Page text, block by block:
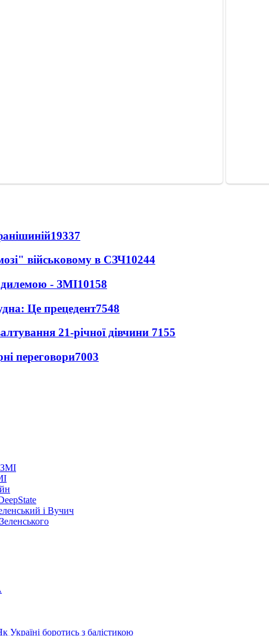
19337
військовому в СЗЧ10244
дилемою - ЗМІ10158
Це прецедент7548
21-річної дівчини 7155
переговори7003
і Вучич